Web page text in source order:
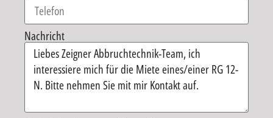
Nachricht